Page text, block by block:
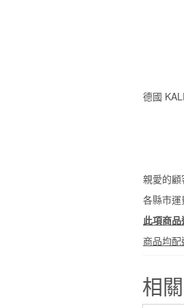
德國
親愛的
各縣市
此項商
商品均
相